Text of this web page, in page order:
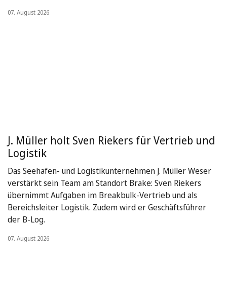
07. August 2026
J. Müller holt Sven Riekers für Vertrieb und
Logistik
Das Seehafen- und Logistikunternehmen J. Müller Weser
verstärkt sein Team am Standort Brake: Sven Riekers
übernimmt Aufgaben im Breakbulk-Vertrieb und als
Bereichsleiter Logistik. Zudem wird er Geschäftsführer
der B-Log.
07. August 2026